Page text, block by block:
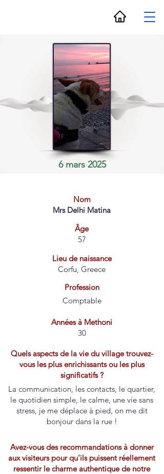
6 mars 2025
Nom
Mrs Delhi Matina
Âge
57
Lieu de naissance
Corfu, Greece
Profession
Comptable
Années à Methoni
30
Quels aspects de la vie du village trouvez-
vous les plus enrichissants ou les plus
significatifs ?
La communication, les contacts, le quartier,
le quotidien simple, le calme, une vie sans
stress, je me déplace à pied, on me dit
bonjour dans la rue !
Avez-vous des recommandations à donner
aux visiteurs pour qu'ils puissent réellement
ressentir le charme authentique de notre